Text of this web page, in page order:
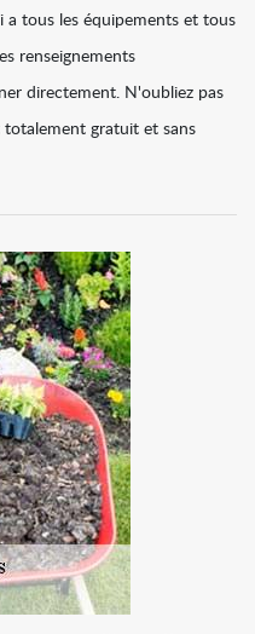
a tous les équipements et tous
renseignements
directement. N'oubliez pas
totalement gratuit et sans